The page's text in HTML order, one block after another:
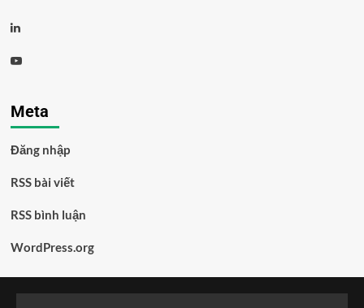
Meta
Đăng nhập
RSS bài viết
RSS bình luận
WordPress.org